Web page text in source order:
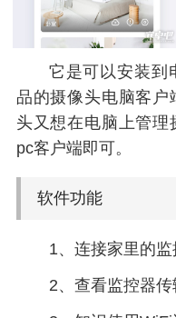
它是可以安装到
品的摄像头电脑客户
头又想在电脑上管
pc客户端即可。
软件功能
1、连接家里的监
2、查看监控器传